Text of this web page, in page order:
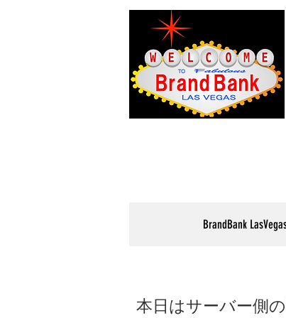
BrandBank
本日はサーバー側